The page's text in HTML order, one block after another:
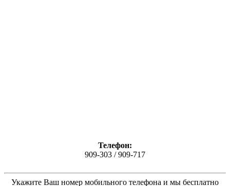
Телефон:
909-303 / 909-717
Укажите Ваш номер мобильного телефона и мы бесплатно